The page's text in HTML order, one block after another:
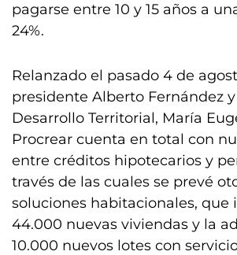
pagarse entre 10 y 15 años a
24%.
Relanzado el pasado 4 de
presidente Alberto Fernández
Desarrollo Territorial, María
Procrear cuenta en total con
entre créditos hipotecarios y
través de las cuales se prevé
soluciones habitacionales, que
44.000 nuevas viviendas y la
10.000 nuevos lotes con